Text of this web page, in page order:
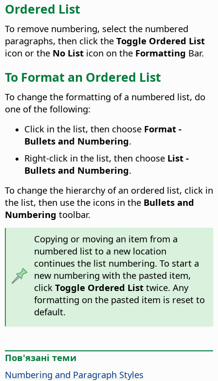
Ordered List
To remove numbering, select the numbered
paragraphs, then click the Toggle Ordered List
icon or the No List icon on the Formatting Bar.
To Format an Ordered List
To change the formatting of a numbered list, do
one of the following:
Click in the list, then choose Format -
Bullets and Numbering.
Right-click in the list, then choose List -
Bullets and Numbering.
To change the hierarchy of an ordered list, click in
the list, then use the icons in the Bullets and
Numbering toolbar.
Copying or moving an item from a
numbered list to a new location
continues the list numbering. To start a
new numbering with the pasted item,
click Toggle Ordered Listtwice. Any
formatting on the pasted item is reset to
default.
Пов'язані теми
Numbering and Paragraph Styles